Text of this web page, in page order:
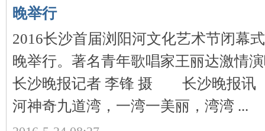
晚举行
2016长沙首届浏阳河文化艺术节闭幕
晚举行。著名青年歌唱家王丽达激情
长沙晚报记者 李锋 摄 长沙晚报讯
河神奇九道湾，一湾一美丽，湾湾 ...